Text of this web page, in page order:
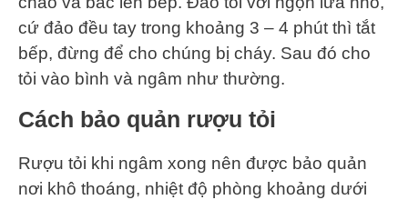
cứ đảo đều tay trong khoảng 3 – 4 phút thì tắt
bếp, đừng để cho chúng bị cháy. Sau đó cho
tỏi vào bình và ngâm như thường.
Cách bảo quản rượu tỏi
Rượu tỏi khi ngâm xong nên được bảo quản
nơi khô thoáng, nhiệt độ phòng khoảng dưới